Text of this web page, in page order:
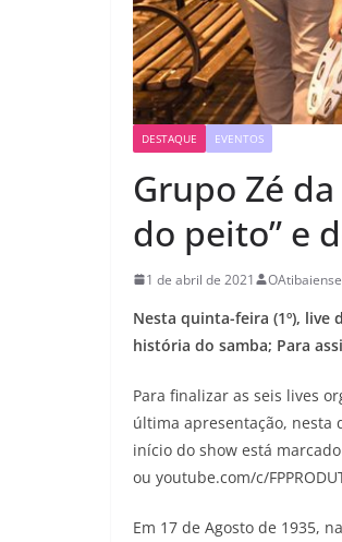
DESTAQUE EVENTOS
Grupo Zé
do peito” e
1 de abril de 2021 OAtibaiense
Nesta quinta-feira (1º),
história do samba; Para
Para finalizar as seis lives
última apresentação, nesta
início do show está
ou youtube.com/c/
Em 17 de Agosto de 1935,